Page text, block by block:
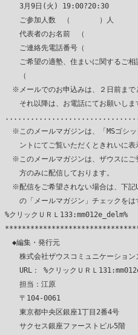
3月9日(火) 19:00?20:30
ご参加人数　（　　　　）人
代表者のお名前　（　　　　　　　
ご連絡先電話番号（　　　　　　　
ご希望の適塾、住まいに関するご相
（　　　　　　　　　　　　　　　
※メールでのお申込みは、２日前まで
それ以降は、お電話にてお願いしま
※このメールマガジンは、「MSゴシ
ントにてご覧いただくときれいに表
※このメールマガジンは、ザウスにご
方のみに配信しております。
※配信をご希望されない場合は、下記
の「メールマガジン」チェックをは
%クリックＵＲＬ133:mm012e_delm%
◆編集・発行元
株式会社ザウスコミュニケーション
URL： %クリックＵＲＬ
担当：江原
〒104-0061
東京都中央区銀座1丁目2番4号
サクセス銀座ファーストビル5階